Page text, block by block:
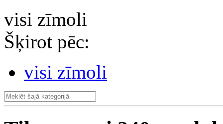
visi zīmoli
Šķirot pēc:
visi zīmoli